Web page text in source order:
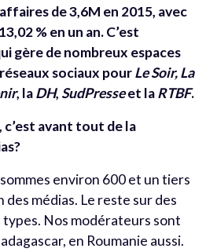
de 3,6M en 2015, avec
% en un an. C’est
gère de nombreux espaces
sociaux pourLe Soir,La
, laDH,SudPresseet laRTBF.
avant tout de la
environ 600 et un tiers
médias. Le reste sur des
Nos modérateurs sont
en Roumanie aussi.